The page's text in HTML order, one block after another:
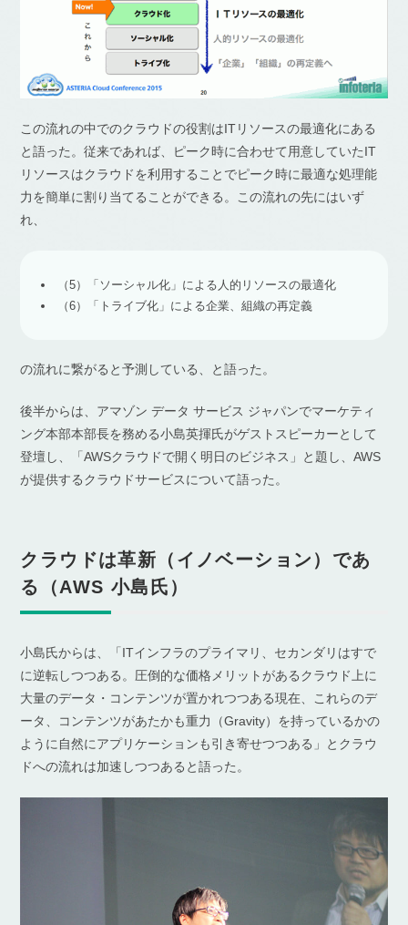
この流れの中でのクラウドの役割はITリソースの最適化にある
と語った。従来であれば、ピーク時に合わせて用意していたIT
リソースはクラウドを利用することでピーク時に最適な処理能
力を簡単に割り当てることができる。この流れの先にはいず
れ、
（5）「ソーシャル化」による人的リソースの最適化
（6）「トライブ化」による企業、組織の再定義
の流れに繋がると予測している、と語った。
後半からは、アマゾン データ サービス ジャパンでマーケティ
ング本部本部長を務める小島英揮氏がゲストスピーカーとして
登壇し、「AWSクラウドで開く明日のビジネス」と題し、AWS
が提供するクラウドサービスについて語った。
クラウドは革新（イノベーション）であ
る（AWS 小島氏）
小島氏からは、「ITインフラのプライマリ、セカンダリはすで
に逆転しつつある。圧倒的な価格メリットがあるクラウド上に
大量のデータ・コンテンツが置かれつつある現在、これらのデ
ータ、コンテンツがあたかも重力（Gravity）を持っているかの
ように自然にアプリケーションも引き寄せつつある」とクラウ
ドへの流れは加速しつつあると語った。